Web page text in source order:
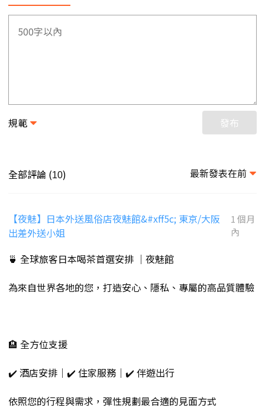
規範 發布
全部評論 (10) 最新發表在前
【夜魅】日本外送風俗店夜魅館&#xff5c; 東京/大阪
出差外送小姐
1 個月
內
🍵 全球旅客日本喝茶首選安排 ｜夜魅館
為來自世界各地的您，打造安心、隱私、專屬的高品質體驗
🏨 全方位支援
✔️ 酒店安排｜✔️ 住家服務｜✔️ 伴遊出行
依照您的行程與需求，彈性規劃最合適的見面方式